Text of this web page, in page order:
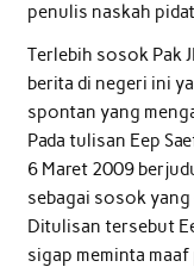
penulis naskah
Terlebih sosok Pak
berita di negeri ini
spontan yang
Pada tulisan Eep
6 Maret 2009
sebagai sosok
Ditulisan tersebut
sigap meminta